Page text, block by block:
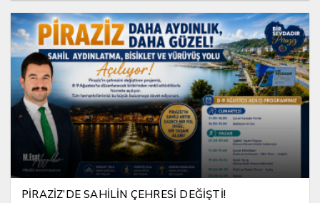
PİRAZİZ’DE SAHİLİN ÇEHRESİ DEĞİŞTİ!